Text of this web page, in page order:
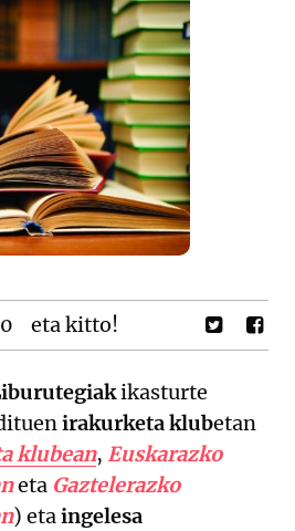
eta kitto!
ikasturte
irakurketa klubetan
klubean, Euskarazko
eta Gaztelerazko
) etaingelesa